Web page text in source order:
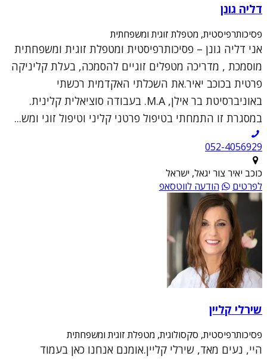
דליה גונן
פסיכותרפיסטית, מטפלת זוגית ומשפחתית
אני דליה גונן – פסיכותרפיסטית ומטפלת זוגית ומשפחתית
מוסמכת , מדריכה מטפלים זוגיים להסמכה, בעלת קליניקה
פרטית בכוכב יאיר.את השכלתי האקדמית רכשתי
באוניברסיטת בר אילן, M.A. בעבודה סוציאלית קלינית.
במסגרת זו התמחתי בטיפול פרטני קליני וטיפול זוגי ומש...
052-4056929
כוכב יאיר צור יגאל, ישראל
לפרטים
הודעה לווטסאפ
שירלי קליין
פסיכותרפיסטית, סקסולוגית, מטפלת זוגית ומשפחתית
היי, נעים מאד, שירלי קליין.אומנם אנחנו כאן בעמוד